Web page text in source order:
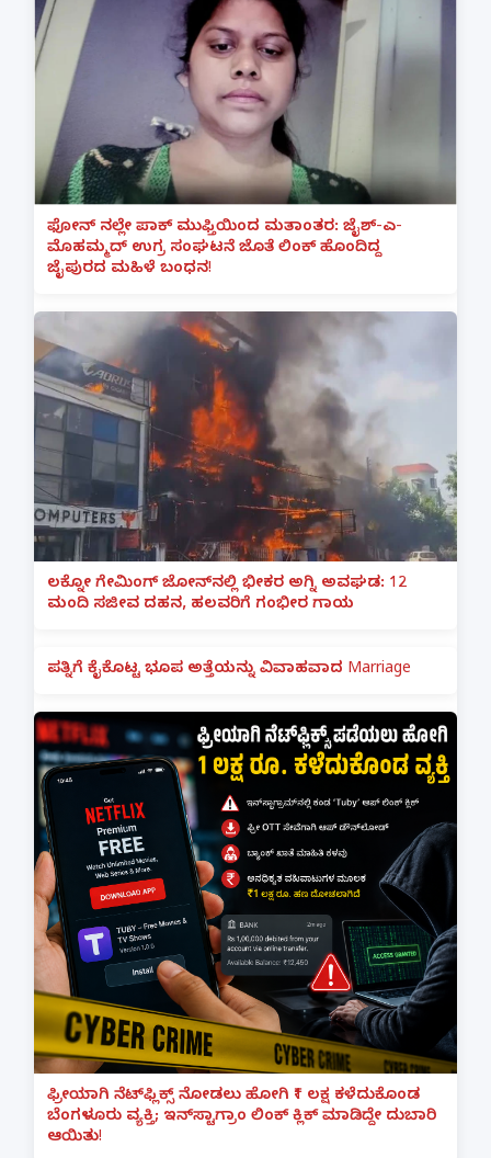
ಫೋನ್ ನಲ್ಲೇ ಪಾಕ್ ಮುಫ್ತಿಯಿಂದ ಮತಾಂತರ: ಜೈಶ್-ಎ-
ಮೊಹಮ್ಮದ್ ಉಗ್ರ ಸಂಘಟನೆ ಜೊತೆ ಲಿಂಕ್ ಹೊಂದಿದ್ದ
ಜೈಪುರದ ಮಹಿಳೆ ಬಂಧನ!
ಲಕ್ನೋ ಗೇಮಿಂಗ್ ಜೋನ್‌ನಲ್ಲಿ ಭೀಕರ ಅಗ್ನಿ ಅವಘಡ: 12
ಮಂದಿ ಸಜೀವ ದಹನ, ಹಲವರಿಗೆ ಗಂಭೀರ ಗಾಯ
ಪತ್ನಿಗೆ ಕೈಕೊಟ್ಟ ಭೂಪ ಅತ್ತೆಯನ್ನು ವಿವಾಹವಾದ Marriage
ಫ್ರೀಯಾಗಿ ನೆಟ್‌ಫ್ಲಿಕ್ಸ್ ನೋಡಲು ಹೋಗಿ ₹1 ಲಕ್ಷ ಕಳೆದುಕೊಂಡ
ಬೆಂಗಳೂರು ವ್ಯಕ್ತಿ; ಇನ್‌ಸ್ಟಾಗ್ರಾಂ ಲಿಂಕ್ ಕ್ಲಿಕ್ ಮಾಡಿದ್ದೇ ದುಬಾರಿ
ಆಯಿತು!